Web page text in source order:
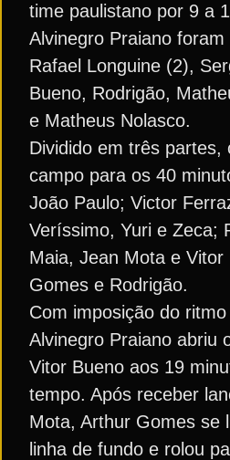
time paulistano por 9 a
Alvinegro Praiano
Rafael Longuine (2),
Bueno, Rodrigão,
e Matheus Nolasco.
Dividido em três partes,
campo para os 40
João Paulo; Victor
Veríssimo, Yuri e Zeca;
Maia, Jean Mota e Vitor
Gomes e Rodrigão.
Com imposição do
Alvinegro Praiano abriu
Vitor Bueno aos 19
tempo. Após receber
Mota, Arthur Gomes se
linha de fundo e rolou